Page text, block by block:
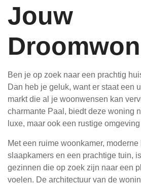
Jouw
Ben je op zoek naar een prachtig
Dan heb je geluk, want er staat een
markt die al je woonwensen kan
charmante Paal, biedt deze woning
luxe, maar ook een rustige
Met een ruime woonkamer,
slaapkamers en een prachtige tuin,
gezinnen die op zoek zijn naar een
voelen. De architectuur van de